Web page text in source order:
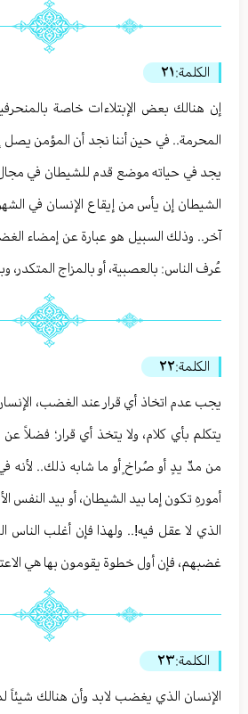
الكلمة:٢١
إن هنالك بعض الإبتلاءات خاصة
المحرمة.. في حين أننا نجد أن المؤمن يصل
يجد في حياته موضع قدم للشيطان في
الشيطان إن يأس من إيقاع الإنسان في
آخر.. وذلك السبيل هو عبارة عن إمضاء
عُرف الناس: بالعصبية، أو بالمزاج المتكدر،
الكلمة:٢٢
يجب عدم اتخاذ أي قرار عند الغضب،
يتكلم بأي كلام، ولا يتخذ أي قرار؛ فضلاً عن
من مدِّ يدٍ أو صُراخٍ أو ما شابه ذلك.. لأنه
أمورهِ تكون إما بيد الشيطان، أو بيد النفس
الذي لا عقل فيه!.. ولهذا فإن أغلب الناس
غضبهم، فإن أول خطوة يقومون بها هي
الكلمة:٢٣
الإنسان الذي يغضب لابد وأن هنالك شيئاً